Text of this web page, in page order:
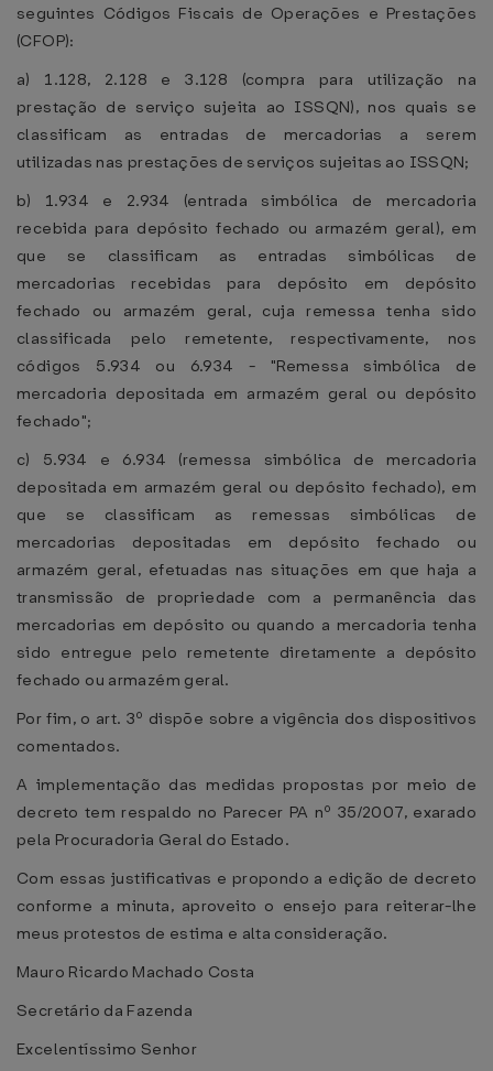
seguintes Códigos Fiscais de Operações e Prestações
(CFOP):
a) 1.128, 2.128 e 3.128 (compra para utilização na
prestação de serviço sujeita ao ISSQN), nos quais se
classificam as entradas de mercadorias a serem
utilizadas nas prestações de serviços sujeitas ao ISSQN;
b) 1.934 e 2.934 (entrada simbólica de mercadoria
recebida para depósito fechado ou armazém geral), em
que se classificam as entradas simbólicas de
mercadorias recebidas para depósito em depósito
fechado ou armazém geral, cuja remessa tenha sido
classificada pelo remetente, respectivamente, nos
códigos 5.934 ou 6.934 - "Remessa simbólica de
mercadoria depositada em armazém geral ou depósito
fechado";
c) 5.934 e 6.934 (remessa simbólica de mercadoria
depositada em armazém geral ou depósito fechado), em
que se classificam as remessas simbólicas de
mercadorias depositadas em depósito fechado ou
armazém geral, efetuadas nas situações em que haja a
transmissão de propriedade com a permanência das
mercadorias em depósito ou quando a mercadoria tenha
sido entregue pelo remetente diretamente a depósito
fechado ou armazém geral.
Por fim, o art. 3º dispõe sobre a vigência dos dispositivos
comentados.
A implementação das medidas propostas por meio de
decreto tem respaldo no Parecer PA nº 35/2007, exarado
pela Procuradoria Geral do Estado.
Com essas justificativas e propondo a edição de decreto
conforme a minuta, aproveito o ensejo para reiterar-lhe
meus protestos de estima e alta consideração.
Mauro Ricardo Machado Costa
Secretário da Fazenda
Excelentíssimo Senhor